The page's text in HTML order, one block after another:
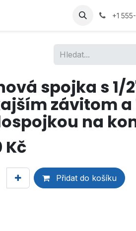
+1
spojka s 1/
závitom a
na
Kč
Přidat do košíku